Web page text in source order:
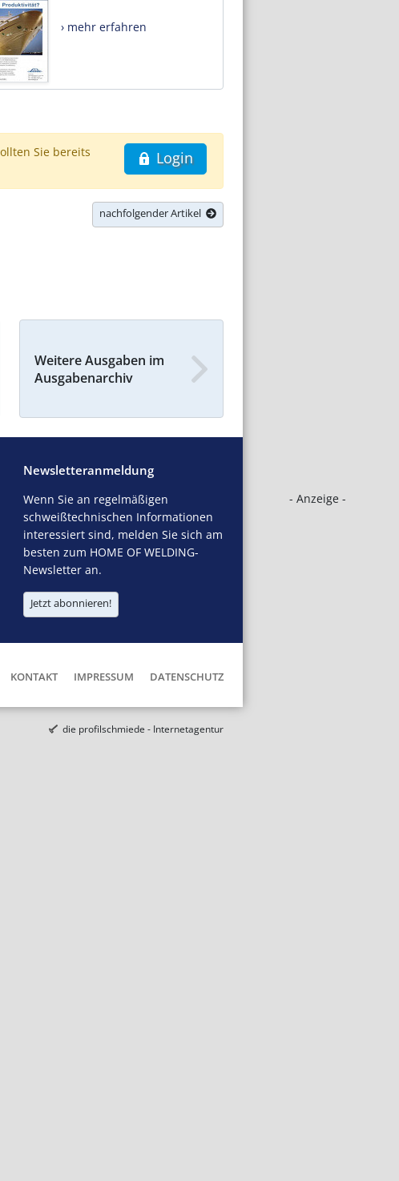
- Anzeige -
› mehr erfahren
Login
Sie bereits
nachfolgender Artikel
Weitere Ausgaben im
Ausgabenarchiv
Newsletteranmeldung
Wenn Sie an regelmäßigen
schweißtechnischen Informationen
interessiert sind, melden Sie sich am
besten zum HOME OF WELDING-
Newsletter an.
Jetzt abonnieren!
KONTAKT IMPRESSUM DATENSCHUTZ
die profilschmiede - Internetagentur